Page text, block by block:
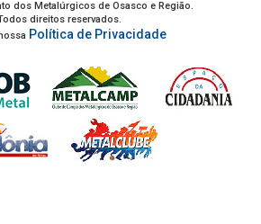
dos Metalúrgicos de Osasco e Região.
direitos reservados.
Política de Privacidade